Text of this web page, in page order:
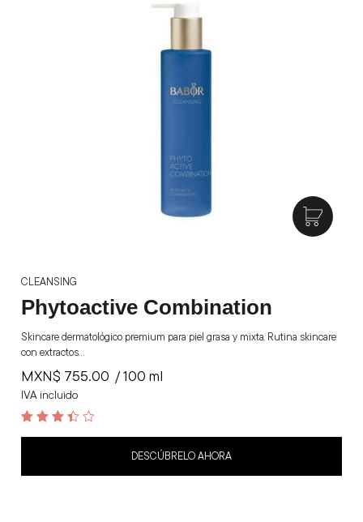
CLEANSING
Phytoactive Combination
Skincare dermatológico premium para piel grasa y mixta. Rutina skincare
con extractos…
MXN$ 755.00
IVA incluido
/ 100 ml
DESCÚBRELO AHORA